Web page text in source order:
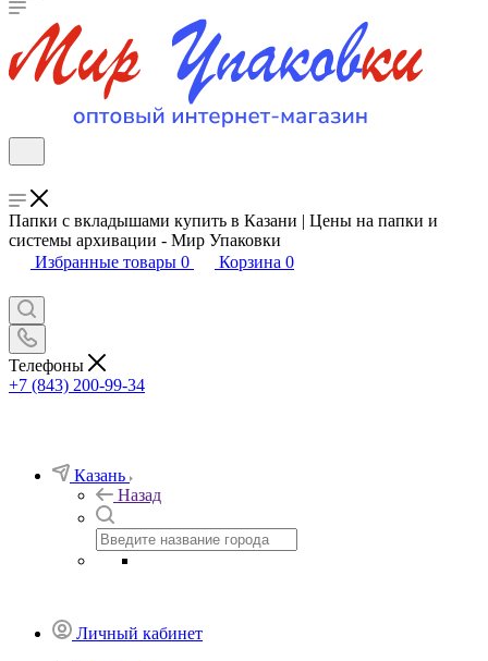
Папки с вкладышами купить в Казани | Цены на папки и
системы архивации - Мир Упаковки
Избранные товары 0 Корзина 0
Телефоны
+7 (843) 200-99-34
Казань
Назад
Личный кабинет